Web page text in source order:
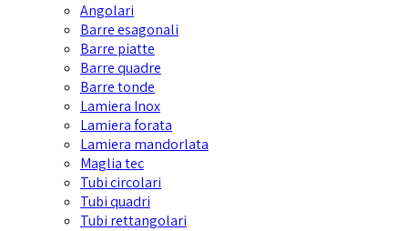
Angolari
Barre esagonali
Barre piatte
Barre quadre
Barre tonde
Lamiera Inox
Lamiera forata
Lamiera mandorlata
Maglia tec
Tubi circolari
Tubi quadri
Tubi rettangolari